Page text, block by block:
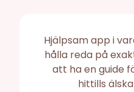
Hjälpsam app i
hålla reda på
att ha en guide
hittills